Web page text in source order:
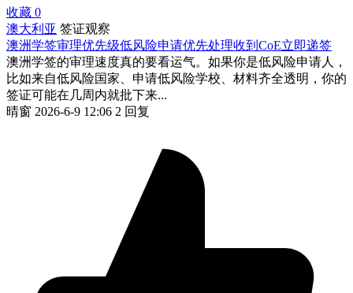
收藏 0
澳大利亚 签证观察
澳洲学签审理优先级低风险申请优先处理收到CoE立即递签
澳洲学签的审理速度真的要看运气。如果你是低风险申请人，
比如来自低风险国家、申请低风险学校、材料齐全透明，你的
签证可能在几周内就批下来...
晴窗 2026-6-9 12:06 2 回复